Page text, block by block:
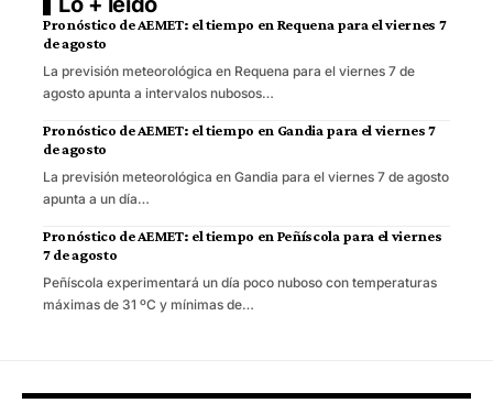
Pronóstico de AEMET: el tiempo en Requena para el viernes 7
de agosto
La previsión meteorológica en Requena para el viernes 7 de
agosto apunta a intervalos nubosos…
Pronóstico de AEMET: el tiempo en Gandia para el viernes 7
de agosto
La previsión meteorológica en Gandia para el viernes 7 de agosto
apunta a un día…
Pronóstico de AEMET: el tiempo en Peñíscola para el viernes
7 de agosto
Peñíscola experimentará un día poco nuboso con temperaturas
máximas de 31 ºC y mínimas de…